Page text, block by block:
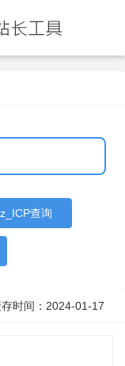
查询
时间： 2024-01-17